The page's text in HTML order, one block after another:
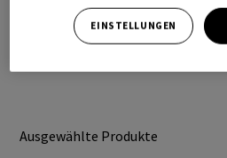
Ausgewählte Produkte
EINSTELLUNGEN